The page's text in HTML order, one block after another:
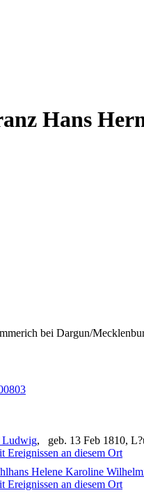
Hans
bei Dargun/
Ludwig, geb. 13 Feb 1810,
Helene Karoline